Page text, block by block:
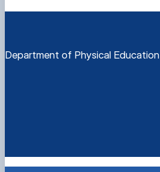
Department of Physical Education